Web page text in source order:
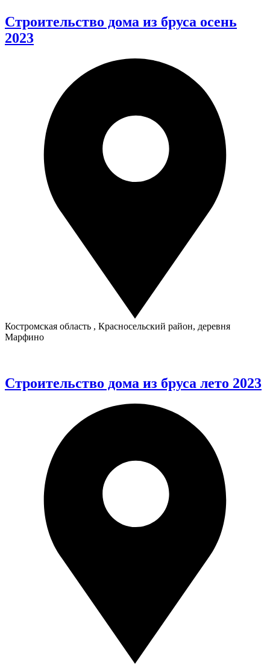
Строительство дома из бруса осень
2023
Костромская область , Красносельский район, деревня
Марфино
Строительство дома из бруса лето 2023